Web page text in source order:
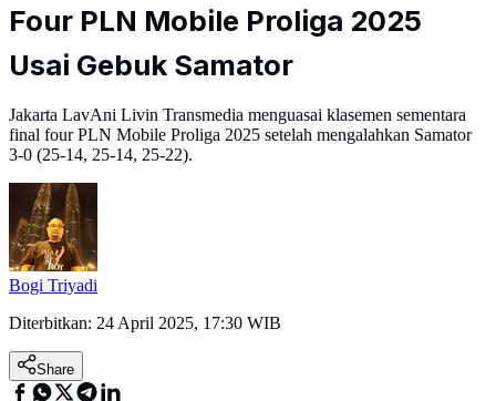
Four PLN Mobile Proliga 2025
Usai Gebuk Samator
Jakarta LavAni Livin Transmedia menguasai klasemen sementara
final four PLN Mobile Proliga 2025 setelah mengalahkan Samator
3-0 (25-14, 25-14, 25-22).
Bogi Triyadi
Diterbitkan: 24 April 2025, 17:30 WIB
Share